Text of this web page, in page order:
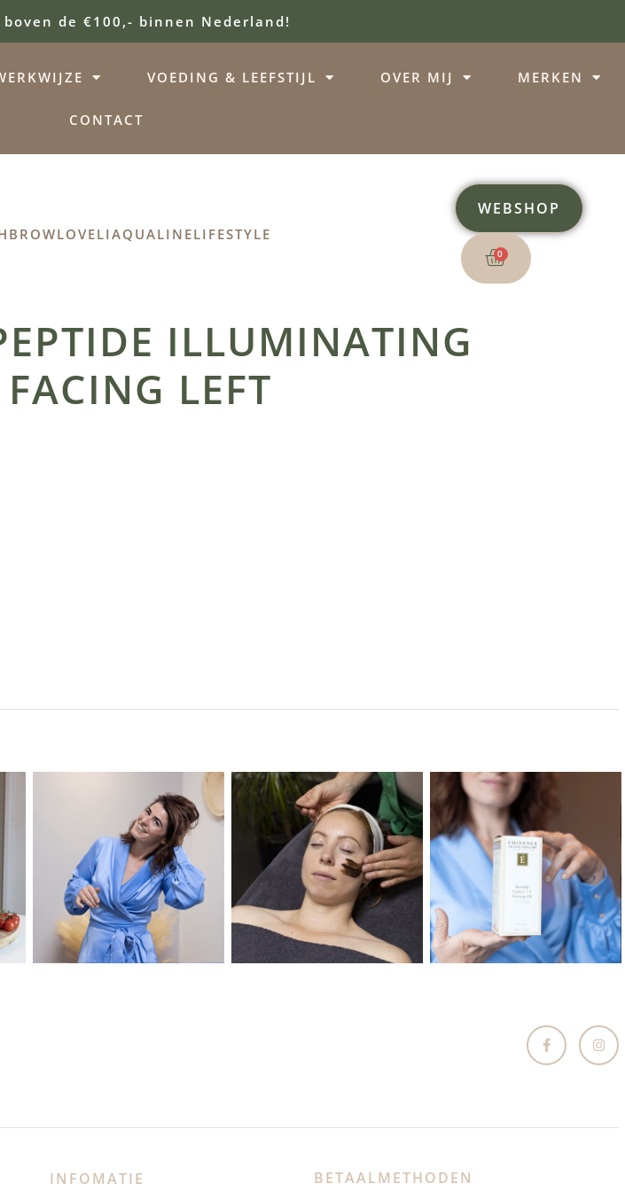
de €100,- binnen Nederland!
VOEDING & LEEFSTIJL OVER MIJ MERKEN
CONTACT
LOVELIAQUALINELIFESTYLE
WEBSHOP
0
ILLUMINATING
LEFT
INFOMATIE BETAALMETHODEN